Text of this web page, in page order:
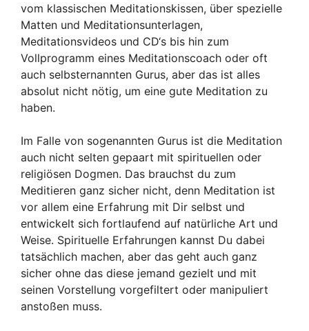
vom klassischen Meditationskissen, über spezielle
Matten und Meditationsunterlagen,
Meditationsvideos und CD‘s bis hin zum
Vollprogramm eines Meditationscoach oder oft
auch selbsternannten Gurus, aber das ist alles
absolut nicht nötig, um eine gute Meditation zu
haben.
Im Falle von sogenannten Gurus ist die Meditation
auch nicht selten gepaart mit spirituellen oder
religiösen Dogmen. Das brauchst du zum
Meditieren ganz sicher nicht, denn Meditation ist
vor allem eine Erfahrung mit Dir selbst und
entwickelt sich fortlaufend auf natürliche Art und
Weise. Spirituelle Erfahrungen kannst Du dabei
tatsächlich machen, aber das geht auch ganz
sicher ohne das diese jemand gezielt und mit
seinen Vorstellung vorgefiltert oder manipuliert
anstoßen muss.